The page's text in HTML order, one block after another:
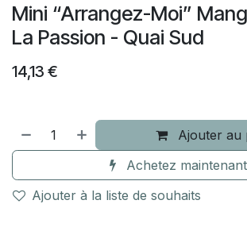
Mini “Arrangez-Moi”
La Passion - Quai Sud
14,13 €
Ajouter au
Achetez maintenant
Ajouter à la liste de souhaits